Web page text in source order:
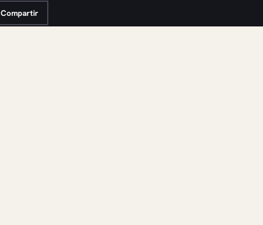
Compartir